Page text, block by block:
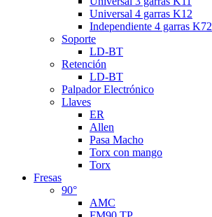
Universal 4 garras K12
Independiente 4 garras K72
Soporte
LD-BT
Retención
LD-BT
Palpador Electrónico
Llaves
ER
Allen
Pasa Macho
Torx con mango
Torx
Fresas
90°
AMC